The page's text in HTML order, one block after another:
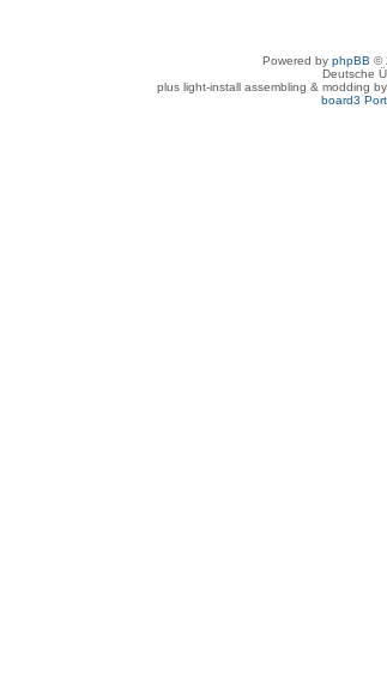
Powered by phpBB ©
Deutsche
plus light-install assembling & modding by
board3